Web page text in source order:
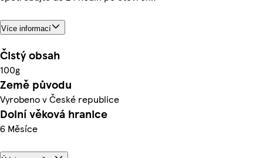
Více informací
Čistý obsah
100g
Země původu
Vyrobeno v České republice
Dolní věková hranice
6 Měsíce